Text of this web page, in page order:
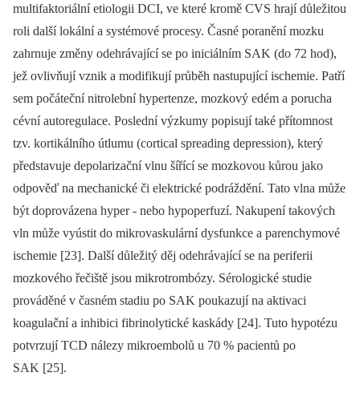
multifaktoriální etiologii DCI, ve které kromě CVS hrají důležitou
roli další lokální a systémové procesy. Časné poranění mozku
zahrnuje změny odehrávající se po iniciálním SAK (do 72 hod),
jež ovlivňují vznik a modifikují průběh nastupující ischemie. Patří
sem počáteční nitrolební hypertenze, mozkový edém a porucha
cévní autoregulace. Poslední výzkumy popisují také přítomnost
tzv. kortikálního útlumu (cortical spreading depression), který
představuje depolarizační vlnu šířící se mozkovou kůrou jako
odpověď na mechanické či elektrické podráždění. Tato vlna může
být doprovázena hyper ‑⁠ nebo hypoperfuzí. Nakupení takových
vln může vyústit do mikrovaskulární dysfunkce a parenchymové
ischemie [23]. Další důležitý děj odehrávající se na periferii
mozkového řečiště jsou mikrotrombózy. Sérologické studie
prováděné v časném stadiu po SAK poukazují na aktivaci
koagulační a inhibici fibrinolytické kaskády [24]. Tuto hypotézu
potvrzují TCD nálezy mikroembolů u 70 % pacientů po
SAK [25].